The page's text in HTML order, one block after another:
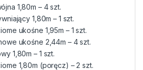
1,80m – 4 szt.
1,80m – 1 szt.
ukośne 1,95m – 1 szt.
ukośne 2,44m – 4 szt.
1,80m – 1 szt.
1,80m (poręcz) – 2 szt.